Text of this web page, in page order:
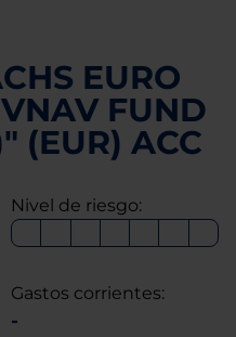
EURO
FUND
(EUR) ACC
Nivel de riesgo:
Gastos corrientes:
-